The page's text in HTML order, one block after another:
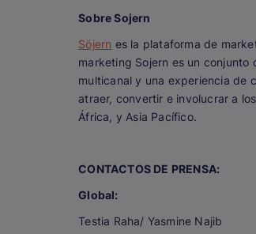
Sobre Sojern
Söjern es la plataforma de
marketing Sojern es un
multicanal y una experiencia de
atraer, convertir e involucrar a
África, y Asia Pacífico.
CONTACTOS DE PRENSA:
Global:
Testia Raha/ Yasmine Najib